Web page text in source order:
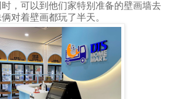
，可以到他们家特别准备的壁画墙去
对着壁画都玩了半天。